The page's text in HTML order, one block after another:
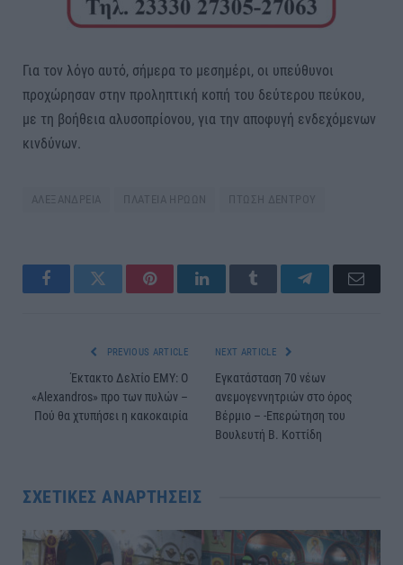
Για τον λόγο αυτό, σήμερα το μεσημέρι, οι υπεύθυνοι
προχώρησαν στην προληπτική κοπή του δεύτερου πεύκου,
με τη βοήθεια αλυσοπρίονου, για την αποφυγή ενδεχόμενων
κινδύνων.
ΑΛΕΞΑΝΔΡΕΙΑ ΠΛΑΤΕΙΑ ΗΡΩΩΝ ΠΤΩΣΗ ΔΕΝΤΡΟΥ
FacebookTwitter PinterestLinkedInTumblr TelegramEmail
PREVIOUS ARTICLE
Έκτακτο Δελτίο ΕΜΥ: Ο
«Alexandros» προ των πυλών –
Πού θα χτυπήσει η κακοκαιρία
NEXT ARTICLE
Εγκατάσταση 70 νέων
ανεμογεννητριών στο όρος
Βέρμιο – -Επερώτηση του
Βουλευτή Β. Κοττίδη
ΣΧΕΤΙΚΈΣ ΑΝΑΡΤΉΣΕΙΣ